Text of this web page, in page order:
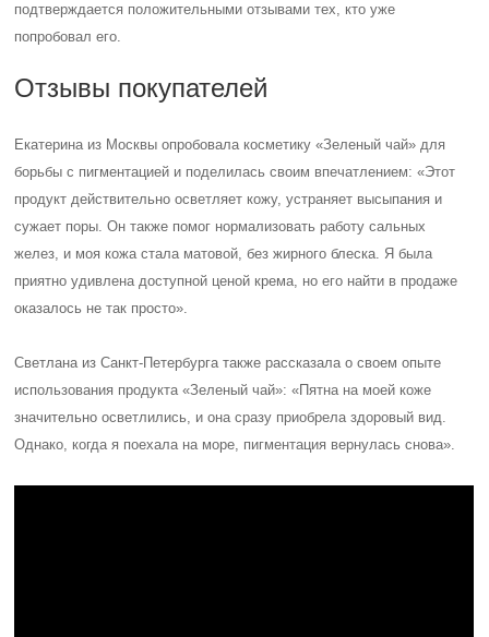
подтверждается положительными отзывами тех, кто уже
попробовал его.
Отзывы покупателей
Екатерина из Москвы опробовала косметику «Зеленый чай» для
борьбы с пигментацией и поделилась своим впечатлением: «Этот
продукт действительно осветляет кожу, устраняет высыпания и
сужает поры. Он также помог нормализовать работу сальных
желез, и моя кожа стала матовой, без жирного блеска. Я была
приятно удивлена доступной ценой крема, но его найти в продаже
оказалось не так просто».
Светлана из Санкт-Петербурга также рассказала о своем опыте
использования продукта «Зеленый чай»: «Пятна на моей коже
значительно осветлились, и она сразу приобрела здоровый вид.
Однако, когда я поехала на море, пигментация вернулась снова».